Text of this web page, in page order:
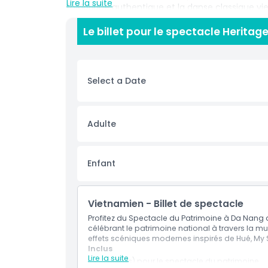
folklorique authentique et la danse classique
scénique moderne, créant une atmosphère
dynamique, des costumes élégants et des
profondément culturelle et incroyablement
culturelle du Vietnam dans un voyage
première fois ou un voyageur de retour, c’est
Points forts
Inclus
Exclus
Heures d'ouverture
Lire la suite
Le billet pour le spectacle
Select a Date
Adulte
Enfant
Vietnamien - Billet de spectacle
Profitez du Spectacle du Patrimoine à Da
célébrant le patrimoine national à travers la
effets scéniques modernes inspirés de Hué, My
Lire la suite
Inclus
1 billet(s) pour le spectacle du patrimoine